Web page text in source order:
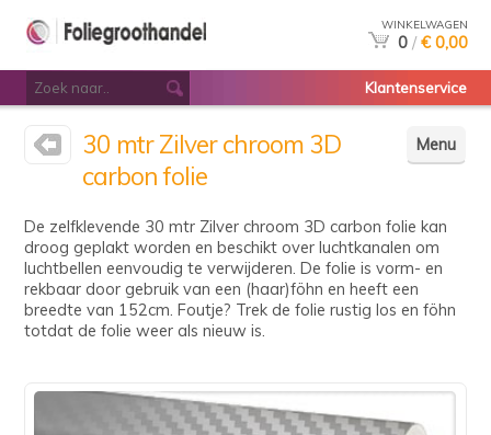
WINKELWAGEN
0 / € 0,00
Klantenservice
Menu
30 mtr Zilver chroom 3D
carbon folie
De zelfklevende 30 mtr Zilver chroom 3D carbon folie kan
droog geplakt worden en beschikt over luchtkanalen om
luchtbellen eenvoudig te verwijderen. De folie is vorm- en
rekbaar door gebruik van een (haar)föhn en heeft een
breedte van 152cm. Foutje? Trek de folie rustig los en föhn
totdat de folie weer als nieuw is.